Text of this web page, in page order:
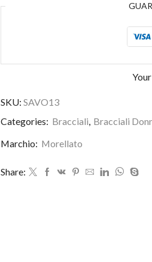
Foto reale, ritocco IA
SKU: SAVO13
Categories: Bracciali, Bracciali
Marchio: Morellato
Share: